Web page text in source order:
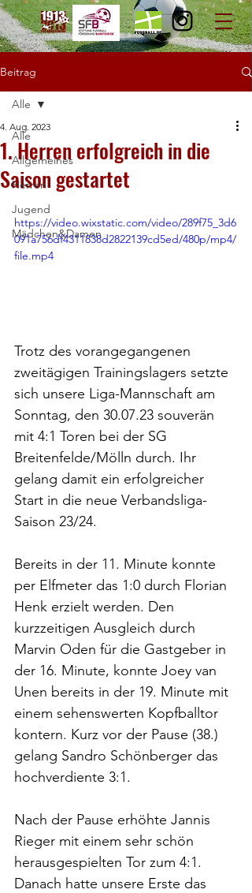
Beitrag
Alle
Allgemeines
Herren
Jugend
Mädchen&Damen
Alle
1. Herren erfolgreich in die
Saison gestartet
4. Aug. 2023
https://video.wixstatic.com/video/289f75_3d6
091a756df4311838d2822139cd5ed/480p/mp4/
file.mp4
Trotz des vorangegangenen
zweitägigen Trainingslagers setzte
sich unsere Liga-Mannschaft am
Sonntag, den 30.07.23 souverän
mit 4:1 Toren bei der SG
Breitenfelde/Mölln durch. Ihr
gelang damit ein erfolgreicher
Start in die neue Verbandsliga-
Saison 23/24.
Bereits in der 11. Minute konnte
per Elfmeter das 1:0 durch Florian
Henk erzielt werden. Den
kurzzeitigen Ausgleich durch
Marvin Oden für die Gastgeber in
der 16. Minute, konnte Joey van
Unen bereits in der 19. Minute mit
einem sehenswerten Kopfballtor
kontern. Kurz vor der Pause (38.)
gelang Sandro Schönberger das
hochverdiente 3:1.
Nach der Pause erhöhte Jannis
Rieger mit einem sehr schön
herausgespielten Tor zum 4:1.
Danach hatte unsere Erste das